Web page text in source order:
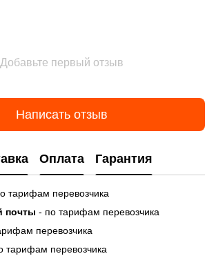
Добавьте первый отзыв
Написать отзыв
Оплата Гарантия
тарифам перевозчика
почты - по тарифам перевозчика
перевозчика
тарифам перевозчика